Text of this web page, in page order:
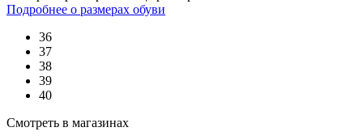
Подробнее о размерах обуви
36
37
38
39
40
Смотреть в магазинах